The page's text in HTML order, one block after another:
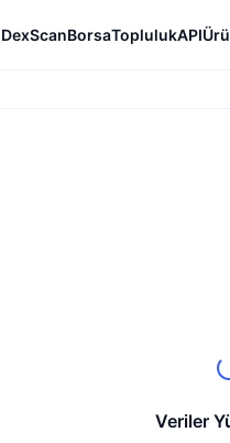
DexScanBorsaToplulukAPI
Veriler